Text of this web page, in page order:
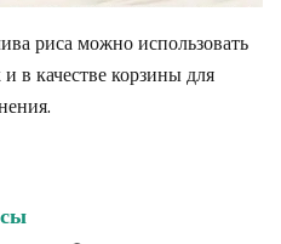
риса можно использовать
в качестве корзины для